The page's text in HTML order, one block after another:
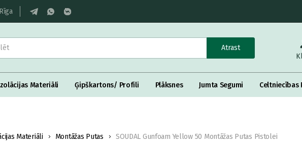
Atrast
Materiāli Ģipškartons/ Profili Plāksnes Jumta Segumi Celtniecības
Materiāli Montāžas Putas SOUDAL Gunfoam Yellow 50 Montāžas Putas Pistolei